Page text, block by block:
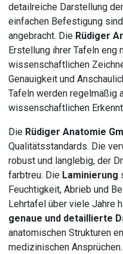
detailreiche Darstellung
einfachen Befestigung
angebracht. Die Rüdiger
Erstellung ihrer Tafeln eng
wissenschaftlichen
Genauigkeit und
Tafeln werden regelmäßig
wissenschaftlichen
Die Rüdiger Anatomie
Qualitätsstandards. Die
robust und langlebig, der
farbtreu. Die Laminierung
Feuchtigkeit, Abrieb und
Lehrtafel über viele Jahre
genaue und detaillierte
anatomischen Strukturen
medizinischen